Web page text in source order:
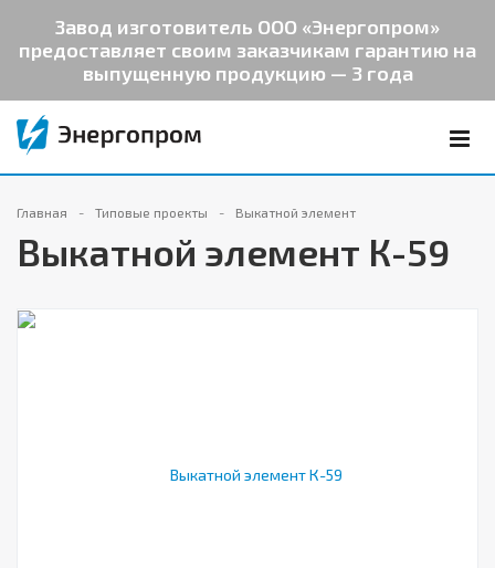
Завод изготовитель ООО «Энергопром»
предоставляет своим заказчикам гарантию на
выпущенную продукцию — 3 года
Главная Типовые проекты Выкатной элемент
Выкатной элемент К-59